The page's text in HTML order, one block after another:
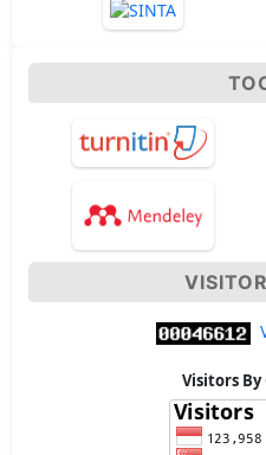
Visitors